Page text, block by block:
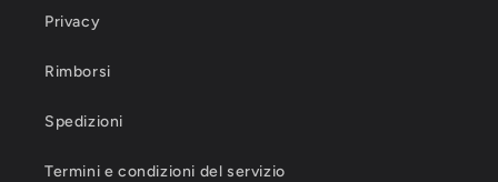
Privacy
Rimborsi
Spedizioni
Termini e condizioni del servizio